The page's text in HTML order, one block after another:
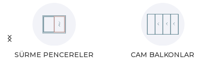
SÜRME PENCERELER CAM BALKONLAR